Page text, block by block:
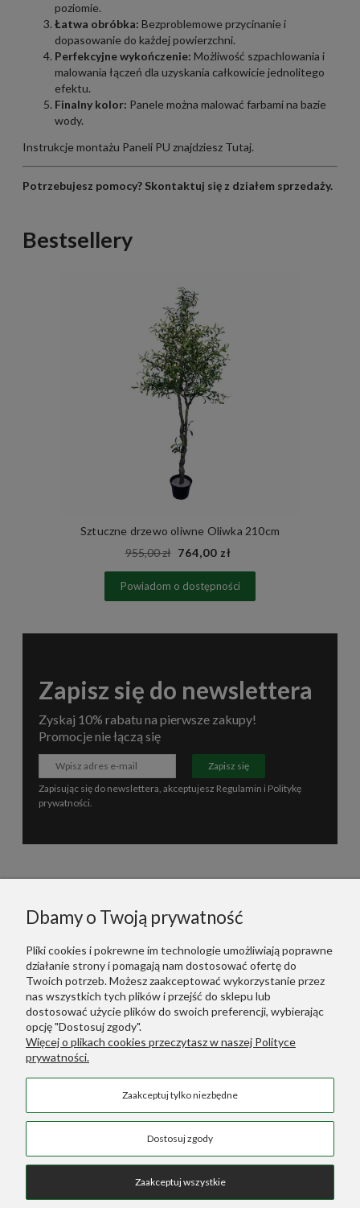
poziomie.
Łatwa obróbka: Bezproblemowe przycinanie i
dopasowanie do każdej powierzchni.
Perfekcyjne wykończenie: Możliwość szpachlowania i
malowania łączeń dla uzyskania całkowicie jednolitego
efektu.
Finalny kolor: Panele można malować farbami na bazie
wody.
Instrukcje montażu Paneli PU znajdziesz Tutaj.
Potrzebujesz pomocy? Skontaktuj się z działem sprzedaży.
Bestsellery
Sztuczne drzewo oliwne Oliwka 210cm
955,00 zł 764,00 zł
Powiadom o dostępności
Zapisz się do newslettera
Zyskaj 10% rabatu na pierwsze zakupy!
Promocje nie łączą się
Zapisz się
Zapisując się do newslettera, akceptujesz Regulamin i Politykę
prywatności
Warunki Zakupów
Dodatkowe Linki
Sztuczne Rośliny::Sztuczne Palmy
COPYRIGHT © 2026 SKLEP GREEN DESIGNERS
Dbamy o Twoją prywatność
Pliki cookies i pokrewne im technologie umożliwiają poprawne
działanie strony i pomagają nam dostosować ofertę do
Twoich potrzeb. Możesz zaakceptować wykorzystanie przez
nas wszystkich tych plików i przejść do sklepu lub
dostosować użycie plików do swoich preferencji, wybierając
opcję "Dostosuj zgody".
Więcej o plikach cookies przeczytasz w naszej Polityce
prywatności.
Zaakceptuj tylko niezbędne
Dostosuj zgody
Zaakceptuj wszystkie